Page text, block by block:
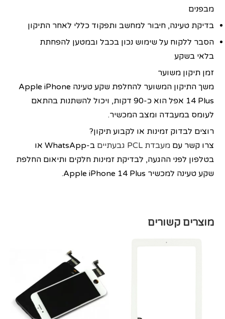
מבפנים
בדיקת טעינה, חיבור למחשב ותפקוד כללי לאחר התיקון
הסבר ללקוח על שימוש נכון בכבל ובמטען להפחתת
בלאי בשקע
זמן תיקון משוער
משך התיקון המשוער להחלפת שקע טעינה Apple iPhone
14 Plus אפל הוא כ‑90 דקות, ויכול להשתנות בהתאם
לעומס במעבדה ומצב המכשיר.
רוצים לבדוק זמינות או לקבוע תיקון?
צרו קשר עםמעבדת PCL גבעתיים
ב‑WhatsApp או
בטלפון לפני ההגעה, לבדיקת זמינות חלקים ותיאום החלפת
שקע טעינה למכשיר Apple iPhone 14 Plus.
מוצרים קשורים